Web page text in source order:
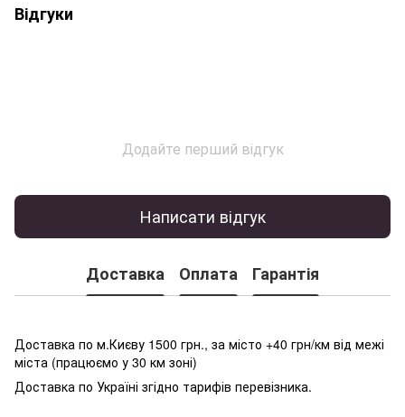
Відгуки
Додайте перший відгук
Написати відгук
Доставка Оплата Гарантія
Доставка по м.Києву 1500 грн., за місто +40 грн/км від межі
міста (працюємо у 30 км зоні)
Доставка по Україні згідно тарифів перевізника.